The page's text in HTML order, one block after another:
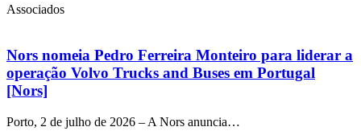
Associados
Nors nomeia Pedro Ferreira Monteiro para liderar a
operação Volvo Trucks and Buses em Portugal
[Nors]
Porto, 2 de julho de 2026 – A Nors anuncia…